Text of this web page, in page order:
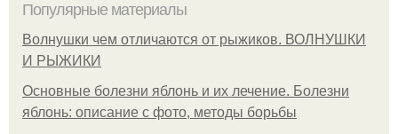
Популярные материалы
Волнушки чем отличаются от рыжиков. ВОЛНУШКИ
И РЫЖИКИ
Основные болезни яблонь и их лечение. Болезни
яблонь: описание с фото, методы борьбы